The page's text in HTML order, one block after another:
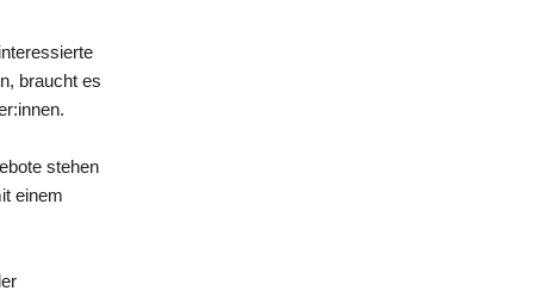
braucht es
stehen
einem